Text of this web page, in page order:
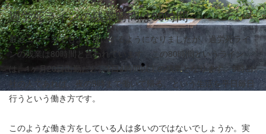
過労死ラインの残業時間は80時間
最近ニュースでもよく目にするようになりましたが、過労死ライ
ンの残業は80時間と言われています。この80時間というライン
は、1ヶ月20日出勤だと、1日4時間以上の残業となります。9時出
社の人であれば、夜の9時まで働いて帰る、という生活を平日毎日
行うという働き方です。
このような働き方をしている人は多いのではないでしょうか。実